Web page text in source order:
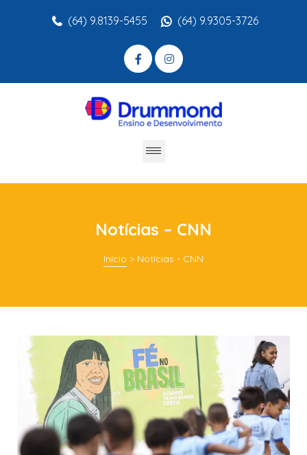
(64) 9.8139-5455 (64) 9.9305-3726
Notícias – CNN
Início > Notícias - CNN